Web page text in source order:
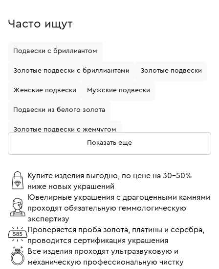
Часто ищут
Подвески с бриллиантом
Золотые подвески с бриллиантами Золотые подвески
Женские подвески Мужские подвески
Подвески из белого золота
Золотые подвески с жемчугом
Золотые подвески с изумрудом
Подвески из белого золота с сапфиром
Подвески из белого золота с бриллиантом
Подвески 750 пробы
Подвески с бриллиантами и сапфирами
Показать еще
Купите изделия выгодно, по цене на 30-50%
ниже новых украшений
Ювелирные украшения с драгоценными камнями
проходят обязательную геммологическую
экспертизу
Проверяется проба золота, платины и серебра,
проводится сертификация украшения
Все изделия проходят ультразвуковую и
механическую профессиональную чистку